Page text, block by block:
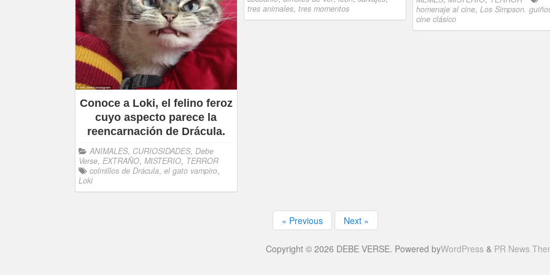
tres animales, tres momentos
homenaje al cine, Los Simpson.
cine clásico
Conoce a Loki, el felino feroz
cuyo aspecto parece la
reencarnación de Drácula.
ANIMALES, CURIOSIDADES, Debe
Verse, EXTRAÑO, MISTERIO, TERROR
colmillos de Drácula, el gato vampiro,
Loki
« Previous Next »
Copyright © 2026 DEBE VERSE. Powered byWordPress& PR News